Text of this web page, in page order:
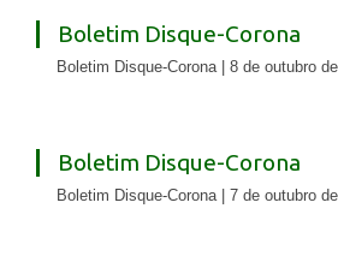
Boletim Disque-Corona
Boletim Disque-Corona | 8 de outubro
Boletim Disque-Corona
Boletim Disque-Corona | 7 de outubro